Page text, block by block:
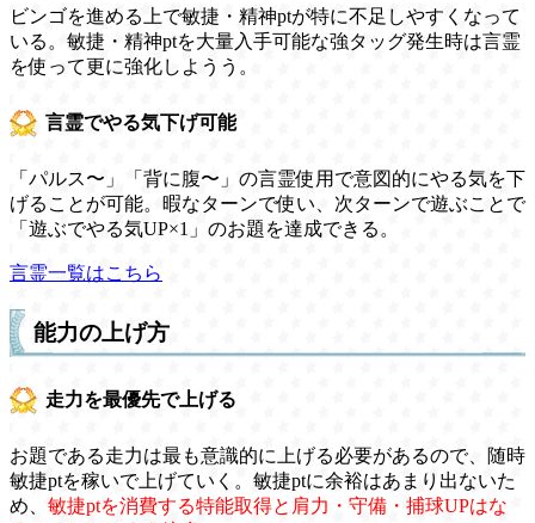
ビンゴを進める上で敏捷・精神ptが特に不足しやすくなって
いる。敏捷・精神ptを大量入手可能な強タッグ発生時は言霊
を使って更に強化しようう。
言霊でやる気下げ可能
「パルス〜」「背に腹〜」の言霊使用で意図的にやる気を下
げることが可能。暇なターンで使い、次ターンで遊ぶことで
「遊ぶでやる気UP×1」のお題を達成できる。
言霊一覧はこちら
能力の上げ方
走力を最優先で上げる
お題である走力は最も意識的に上げる必要があるので、随時
敏捷ptを稼いで上げていく。敏捷ptに余裕はあまり出ないた
め、 敏捷ptを消費する特能取得と肩力・守備・捕球UPはな